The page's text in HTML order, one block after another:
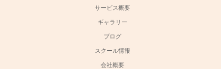
サービス概要
ギャラリー
ブログ
スクール情報
会社概要